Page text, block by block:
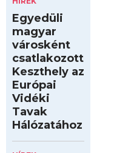
Egyedüli
magyar
városként
csatlakozott
Keszthely az
Európai
Vidéki
Tavak
Hálózatához